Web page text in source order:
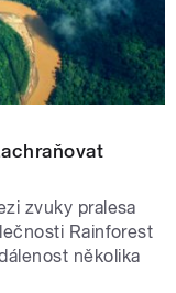
zvuky pralesa
Rainforest
několika